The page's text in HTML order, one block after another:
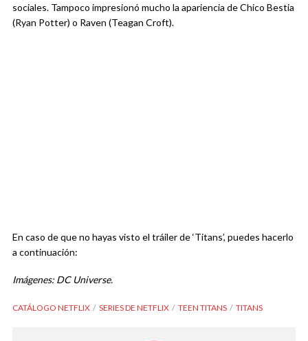
sociales. Tampoco impresionó mucho la apariencia de Chico Bestia
(Ryan Potter) o Raven (Teagan Croft).
En caso de que no hayas visto el tráiler de ‘Titans’, puedes hacerlo
a continuación:
Imágenes: DC Universe.
CATÁLOGO NETFLIX SERIES DE NETFLIX TEEN TITANS TITANS